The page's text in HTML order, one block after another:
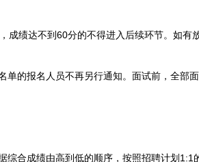
绩达不到60分的不得进入后续环节。如有
报名人员不再另行通知。面试前，全部面
合成绩由高到低的顺序，按照招聘计划1:1